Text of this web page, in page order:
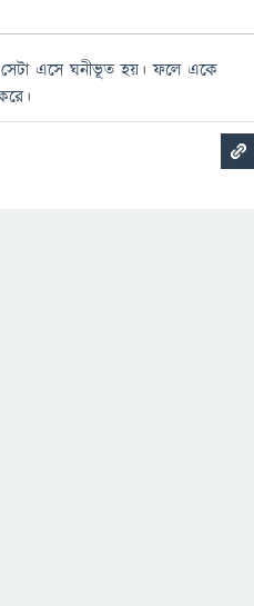
সেটা এসে ঘনীভূত হয়। ফলে একে